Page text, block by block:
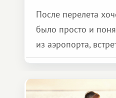
После перелета
было просто и
из аэропорта,
представителя
и спокойно